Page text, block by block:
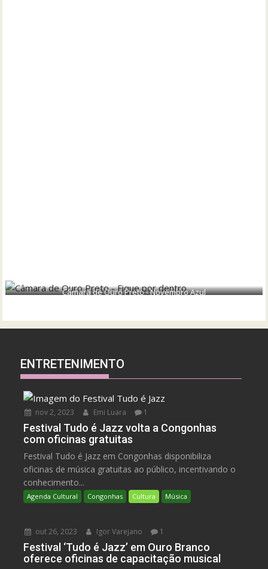
Câmara de Ouro Preto - Novembro Azul
ENTRETENIMENTO
nov 2, 2023 Emi Luara 1
Festival Tudo é Jazz volta a Congonhas
com oficinas gratuitas
Festival Tudo é Jazz em Congonhas disponibiliza
oficinas de música gratuitas ao público, incentivando o
conhecimento...
Agenda Cultural Congonhas Cultura Música
out 26, 2023 Igor Varejano 1
Festival ‘Tudo é Jazz’ em Ouro Branco
oferece oficinas de capacitação musical